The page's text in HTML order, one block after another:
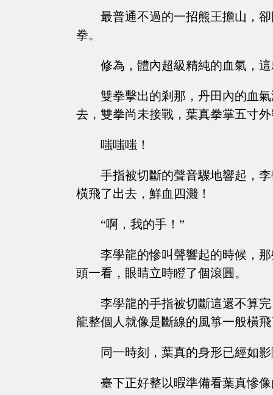
最普通不過的一招熊王擔山，
拳。
修為，體內超級精純的血氣，
雙拳擊出的剎那，丹田內的血
去，雙拳尚未接戰，葉真拳掌五寸
嗤嗤嗤！
手指被切斷的聲音驟地響起，
橫飛了出去，鮮血四濺！
“啊，我的手！”
李學龍的慘叫聲響起的時候，
頭一看，眼睛立時瞪了個滾圓。
李學龍的手指被切斷這還不算
龍整個人就像是斷線的風箏一般橫
同一時刻，葉真的身形已經如
臺下正好整以暇準備看葉真慘